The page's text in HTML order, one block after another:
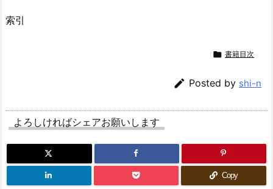
索引
 書籍目次
 Posted by shi-n
よろしければシェアお願いします
Copy